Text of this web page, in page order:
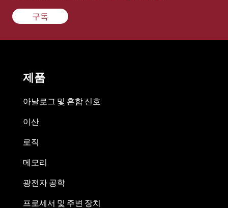
구독
제품
아날로그 및 혼합 신호
이산
로직
메모리
광전자 공학
프로세서 및 주변 장치